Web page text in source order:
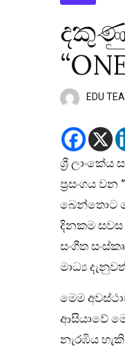
දකුණු
EDU
ශ්‍රී
ප්‍රසංගය වන
බෙන්තොට
දිනකම සවස
සංගීත
මාධ්‍ය
මෙම
ආසියාවේ
නැරඹිය